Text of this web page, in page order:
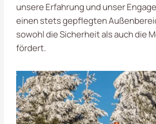
unsere Erfahrung und unser
einen stets gepflegten
sowohl die Sicherheit als auch die
fördert.